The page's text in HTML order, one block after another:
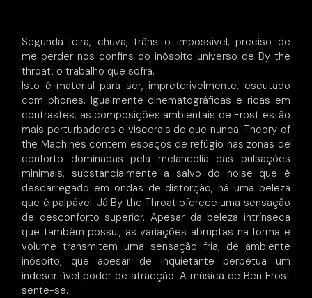
Segunda-feira, chuva, trânsito impossível, preciso de
me perder nos confins do inóspito universo de By the
throat, o trabalho que sofra.
Isto é material para ser, impreterivelmente, escutado
com phones. Igualmente cinematográficas e ricas em
contrastes, as composições ambientais de Frost estão
mais perturbadoras e viscerais do que nunca. Theory of
the Machines contem espaços de refúgio nas zonas de
conforto dominadas pela melancolia das pulsações
minimais, substancialmente a salvo do noise que é
descarregado em ondas de distorção, há uma beleza
que é palpável. Já By the Throat oferece uma sensação
de desconforto superior. Apesar da beleza intrínseca
que também possui, as variações abruptas na forma e
volume transmitem uma sensação fria, de ambiente
inóspito, que apesar de inquietante perpétua um
indescritível poder de atracção. A música de Ben Frost
sente-se.